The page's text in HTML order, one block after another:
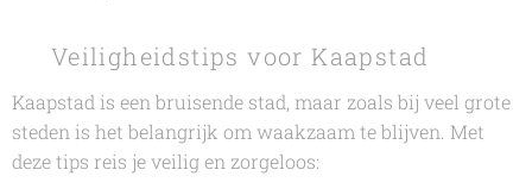
🔒 Veiligheidstips voor Kaapstad
Kaapstad is een bruisende stad, maar zoals bij veel grote
steden is het belangrijk om waakzaam te blijven. Met
deze tips reis je veilig en zorgeloos: